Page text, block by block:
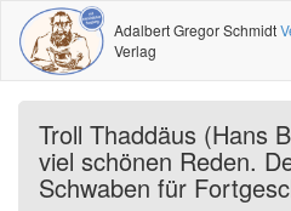
Adalbert Gregor Schmidt
Verlag
Troll Thaddäus (Hans
viel schönen Reden.
Schwaben für